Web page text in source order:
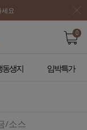
요
0
동생지 임박특가
/소스